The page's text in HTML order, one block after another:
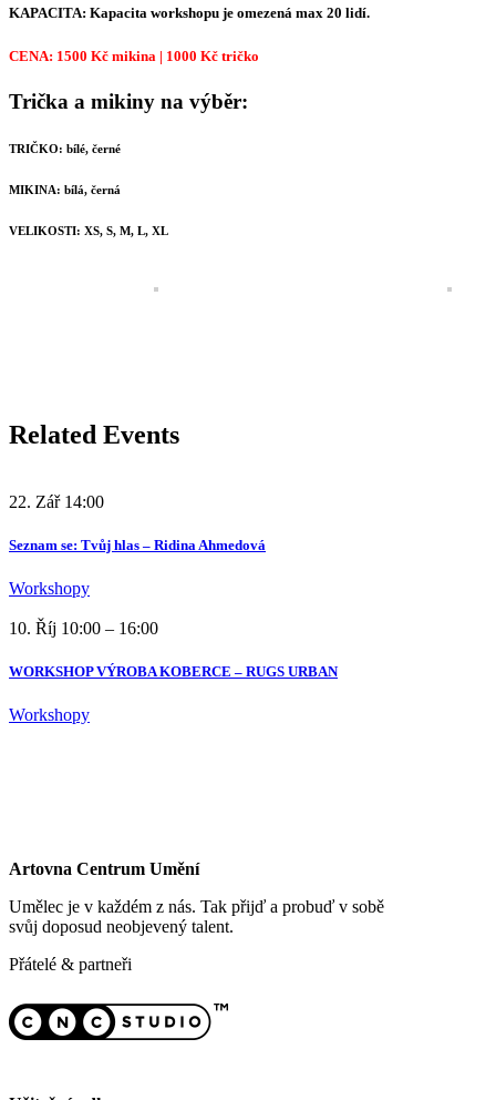
KAPACITA: Kapacita workshopu je omezená max 20 lidí.
CENA: 1500 Kč mikina | 1000 Kč tričko
Trička a mikiny na výběr:
TRIČKO: bílé, černé
MIKINA: bílá, černá
VELIKOSTI: XS, S, M, L, XL
Related Events
22. Zář 14:00
Seznam se: Tvůj hlas – Ridina Ahmedová
Workshopy
10. Říj 10:00 – 16:00
WORKSHOP VÝROBA KOBERCE – RUGS URBAN
Workshopy
Artovna Centrum Umění
Umělec je v každém z nás. Tak přijď a probuď v sobě
svůj doposud neobjevený talent.
Přátelé & partneři